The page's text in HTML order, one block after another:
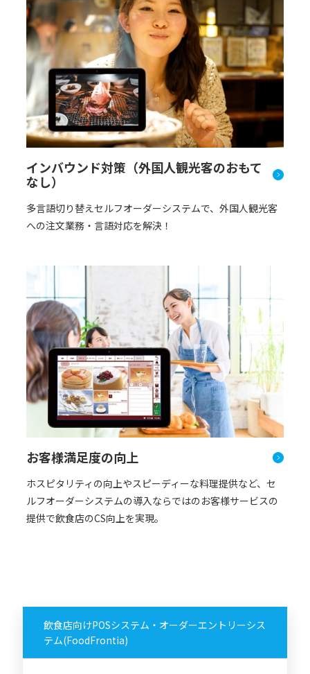
インバウンド対策（外国人観光客のおもて
なし）
多言語切り替えセルフオーダーシステムで、外国人観光客
への注文業務・言語対応を解決！
お客様満足度の向上
ホスピタリティの向上やスピーディーな料理提供など、セ
ルフオーダーシステムの導入ならではのお客様サービスの
提供で飲食店のCS向上を実現。
飲食店向けPOSシステム・オーダーエントリーシス
テム(FoodFrontia)